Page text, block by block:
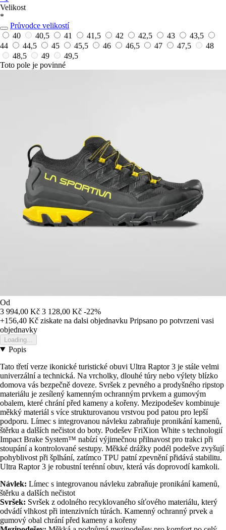
Velikost
*
Průvodce velikostí
40
40,5 41 41,5 42 42,5 43
43,5
44
44,5 45 45,5 46 46,5 47 47,5
48
48,5
49
49,5
Toto pole je povinné
Od
3 994,00 Kč 3 128,00 Kč -22%
+156,40 Kč ziskate na dalsi objednavku Pripsano po potvrzeni vasi
objednavky
Loading...
Popis
Tato třetí verze ikonické turistické obuvi Ultra Raptor 3 je stále velmi
univerzální a technická. Na vrcholky, dlouhé túry nebo výlety blízko
domova vás bezpečně doveze. Svršek z pevného a prodyšného ripstop
materiálu je zesílený kamenným ochranným prvkem a gumovým
obalem, které chrání před kameny a kořeny. Mezipodešev kombinuje
měkký materiál s více strukturovanou vrstvou pod patou pro lepší
podporu. Límec s integrovanou návleku zabraňuje pronikání kamenů,
štěrku a dalších nečistot do boty. Podešev FriXion White s technologií
Impact Brake System™ nabízí výjimečnou přilnavost pro trakci při
stoupání a kontrolované sestupy. Měkké drážky podél podešve zvyšují
pohyblivost při šplhání, zatímco TPU patní zpevnění přidává stabilitu.
Ultra Raptor 3 je robustní terénní obuv, která vás doprovodí kamkoli.
Návlek: Límec s integrovanou návleku zabraňuje pronikání kamenů,
štěrku a dalších nečistot
Svršek: Svršek z odolného recyklovaného síťového materiálu, který
odvádí vlhkost při intenzivních túrách. Kamenný ochranný prvek a
gumový obal chrání před kameny a kořeny